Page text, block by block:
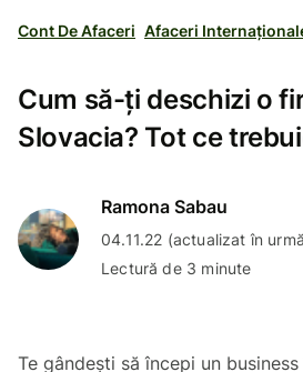
Cont De Afaceri Afaceri
Cum să-ți deschizi o
Slovacia? Tot ce
Ramona Sabau
04.11.22 (actualizat în
Lectură de 3 minute
Te gândești să începi un